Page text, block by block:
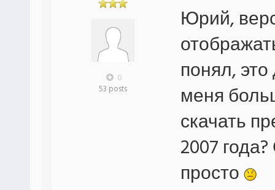
0
53 posts
Юрий,
понял,
меня
скачать
2007
просто